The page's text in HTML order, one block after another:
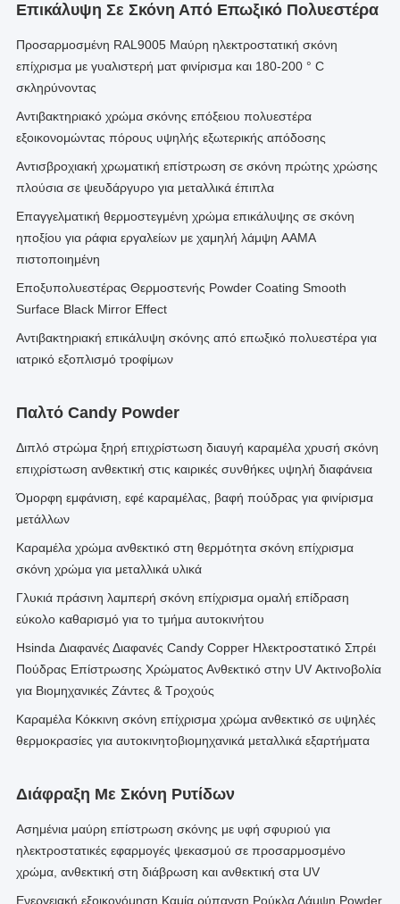
Επικάλυψη Σε Σκόνη Από Επωξικό Πολυεστέρα
Προσαρμοσμένη RAL9005 Μαύρη ηλεκτροστατική σκόνη
επίχρισμα με γυαλιστερή ματ φινίρισμα και 180-200 ° C
σκληρύνοντας
Αντιβακτηριακό χρώμα σκόνης επόξειου πολυεστέρα
εξοικονομώντας πόρους υψηλής εξωτερικής απόδοσης
Αντισβροχιακή χρωματική επίστρωση σε σκόνη πρώτης χρώσης
πλούσια σε ψευδάργυρο για μεταλλικά έπιπλα
Επαγγελματική θερμοστεγμένη χρώμα επικάλυψης σε σκόνη
ηποξίου για ράφια εργαλείων με χαμηλή λάμψη AAMA
πιστοποιημένη
Εποξυπολυεστέρας Θερμοστενής Powder Coating Smooth
Surface Black Mirror Effect
Αντιβακτηριακή επικάλυψη σκόνης από επωξικό πολυεστέρα για
ιατρικό εξοπλισμό τροφίμων
Παλτό Candy Powder
Διπλό στρώμα ξηρή επιχρίστωση διαυγή καραμέλα χρυσή σκόνη
επιχρίστωση ανθεκτική στις καιρικές συνθήκες υψηλή διαφάνεια
Όμορφη εμφάνιση, εφέ καραμέλας, βαφή πούδρας για φινίρισμα
μετάλλων
Καραμέλα χρώμα ανθεκτικό στη θερμότητα σκόνη επίχρισμα
σκόνη χρώμα για μεταλλικά υλικά
Γλυκιά πράσινη λαμπερή σκόνη επίχρισμα ομαλή επίδραση
εύκολο καθαρισμό για το τμήμα αυτοκινήτου
Hsinda Διαφανές Διαφανές Candy Copper Ηλεκτροστατικό Σπρέι
Πούδρας Επίστρωσης Χρώματος Ανθεκτικό στην UV Ακτινοβολία
για Βιομηχανικές Ζάντες & Τροχούς
Καραμέλα Κόκκινη σκόνη επίχρισμα χρώμα ανθεκτικό σε υψηλές
θερμοκρασίες για αυτοκινητοβιομηχανικά μεταλλικά εξαρτήματα
Διάφραξη Με Σκόνη Ρυτίδων
Ασημένια μαύρη επίστρωση σκόνης με υφή σφυριού για
ηλεκτροστατικές εφαρμογές ψεκασμού σε προσαρμοσμένο
χρώμα, ανθεκτική στη διάβρωση και ανθεκτική στα UV
Ενεργειακή εξοικονόμηση Καμία ρύπανση Ρούκλα Λάμψη Powder